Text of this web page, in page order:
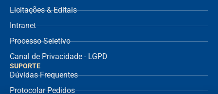
Licitações & Editais
Intranet
Processo Seletivo
Canal de Privacidade - LGPD
SUPORTE
Dúvidas Frequentes
Protocolar Pedidos